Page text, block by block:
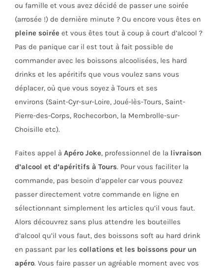
ou famille et vous avez décidé de passer une soirée
(arrosée !) de dernière minute ? Ou encore vous êtes en
pleine soirée et vous êtes tout à coup à court d’alcool ?
Pas de panique car il est tout à fait possible de
commander avec les boissons alcoolisées, les hard
drinks et les apéritifs que vous voulez sans vous
déplacer, où que vous soyez à Tours et ses
environs (Saint-Cyr-sur-Loire, Joué-lès-Tours, Saint-
Pierre-des-Corps, Rochecorbon, la Membrolle-sur-
Choisille etc).
Faites appel à Apéro Joke, professionnel de la livraison
d’alcool et d’apéritifs à Tours. Pour vous faciliter la
commande, pas besoin d’appeler car vous pouvez
passer directement votre commande en ligne en
sélectionnant simplement les articles qu’il vous faut.
Alors découvrez sans plus attendre les bouteilles
d’alcool qu’il vous faut, des boissons soft au hard drink
en passant par les collations et les boissons pour un
apéro. Vous faire passer un agréable moment avec vos